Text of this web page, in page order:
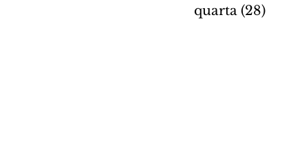
quarta (28)